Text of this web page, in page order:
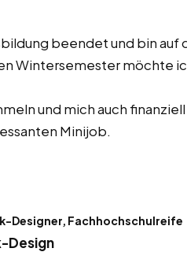
beendet und bin auf
Wintersemester möchte
und mich auch
Minijob.
Designer, Fachhochschulreife
Design